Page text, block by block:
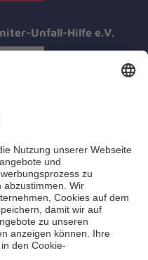
Unfall-Hilfe e.V.
Kurse